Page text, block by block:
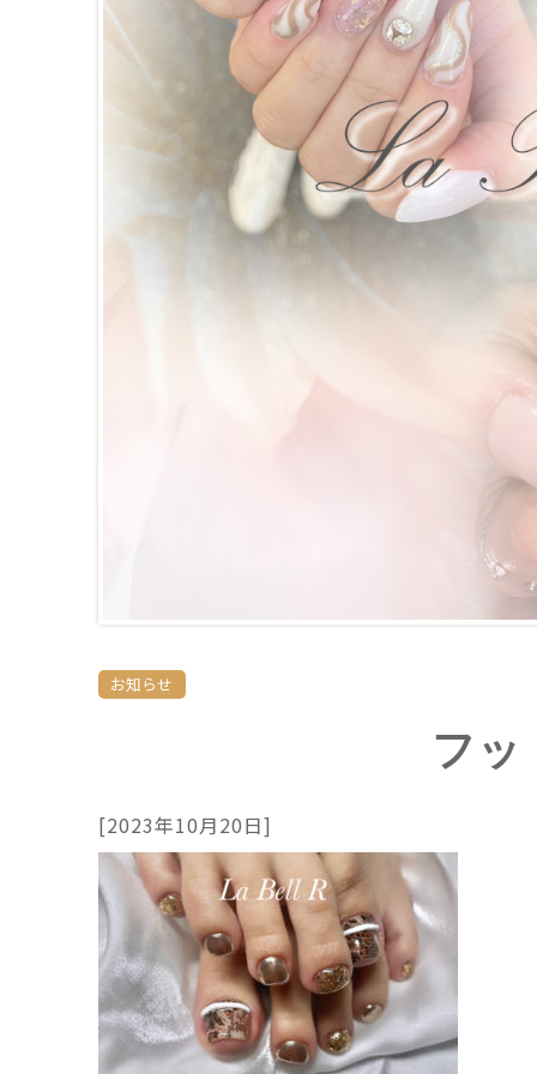
お知らせ
フッ
[2023年10月20日]